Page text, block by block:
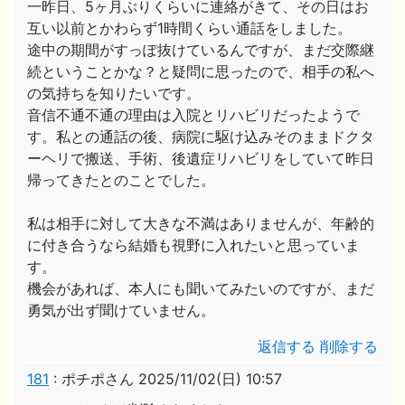
一昨日、5ヶ月ぶりくらいに連絡がきて、その日はお
互い以前とかわらず1時間くらい通話をしました。
途中の期間がすっぽ抜けているんですが、まだ交際継
続ということかな？と疑問に思ったので、相手の私へ
の気持ちを知りたいです。
音信不通不通の理由は入院とリハビリだったようで
す。私との通話の後、病院に駆け込みそのままドクタ
ーヘリで搬送、手術、後遺症リハビリをしていて昨日
帰ってきたとのことでした。
私は相手に対して大きな不満はありませんが、年齢的
に付き合うなら結婚も視野に入れたいと思っていま
す。
機会があれば、本人にも聞いてみたいのですが、まだ
勇気が出ず聞けていません。
返信する 削除する
181 : ポチポさん 2025/11/02(日) 10:57